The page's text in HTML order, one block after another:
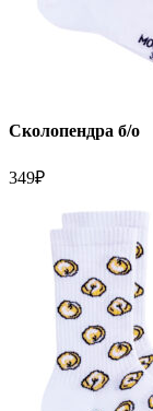
Сколопендра б/о
349₽